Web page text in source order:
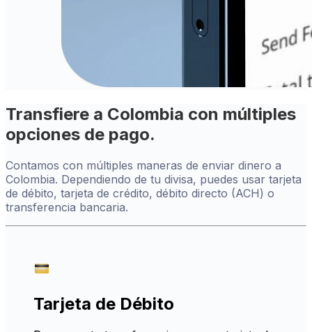
Transfiere a Colombia con múltiples
opciones de pago.
Contamos con múltiples maneras de enviar dinero a
Colombia. Dependiendo de tu divisa, puedes usar tarjeta
de débito, tarjeta de crédito, débito directo (ACH) o
transferencia bancaria.
Tarjeta de Débito